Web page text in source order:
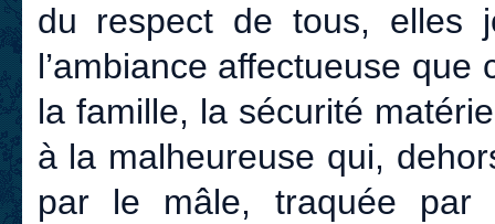
du respect de tous, elles
l’ambiance affectueuse que
la famille, la sécurité
à la malheureuse qui,
par le mâle, traquée par